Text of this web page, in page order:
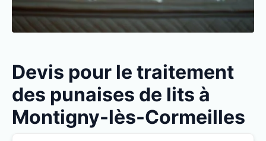
Devis pour le traitement
des punaises de lits à
Montigny-lès-Cormeilles